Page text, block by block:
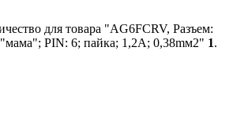
для товара "AG6FCRV, Разъем:
PIN: 6; пайка; 1,2А; 0,38mм2" 1.